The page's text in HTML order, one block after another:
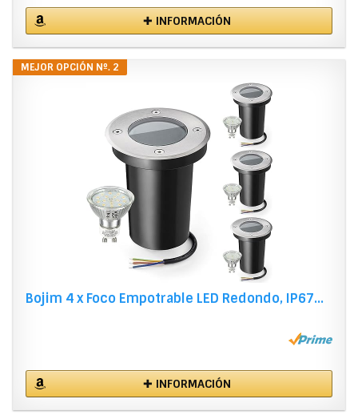
✚ INFORMACIÓN
MEJOR OPCIÓN Nº. 2
Bojim 4 x Foco Empotrable LED Redondo, IP67...
✚ INFORMACIÓN